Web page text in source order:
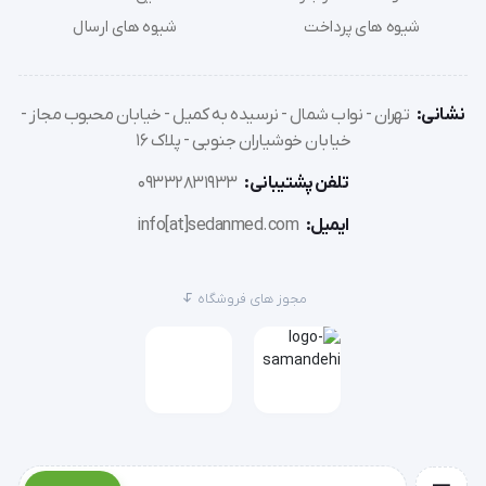
می‌سازد.
شیوه های پرداخت
شیوه های ارسال
نشانی: تهران - نواب شمال - نرسیده به کمیل - خیابان محبوب مجاز -
خیابان خوشیاران جنوبی - پلاک 16
تلفن پشتیبانی: 09332831933
ایمیل: info[at]sedanmed.com
مجوز های فروشگاه